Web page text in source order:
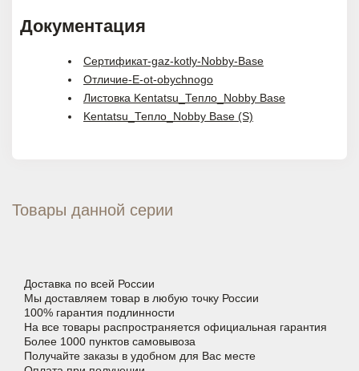
Документация
Сертификат-gaz-kotly-Nobby-Base
Отличие-E-ot-obychnogo
Листовка Kentatsu_Тепло_Nobby Base
Kentatsu_Тепло_Nobby Base (S)
Товары данной серии
Доставка по всей России
Мы доставляем товар в любую точку России
100% гарантия подлинности
На все товары распространяется официальная гарантия
Более 1000 пунктов самовывоза
Получайте заказы в удобном для Вас месте